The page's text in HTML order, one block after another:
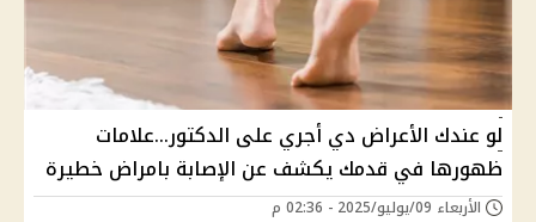
لو عندك الأعراض دي أجري على الدكتور...علامات
ظهورها في قدمك يكشف عن الإصابة بامراض خطيرة
الأربعاء 09/يوليو/2025 - 02:36 م